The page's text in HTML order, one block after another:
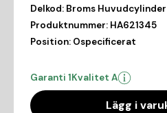
Delkod: Broms Huvudcylinder
Produktnummer: HA621345
Position: Ospecificerat
Garanti 1Kvalitet A
Lägg i